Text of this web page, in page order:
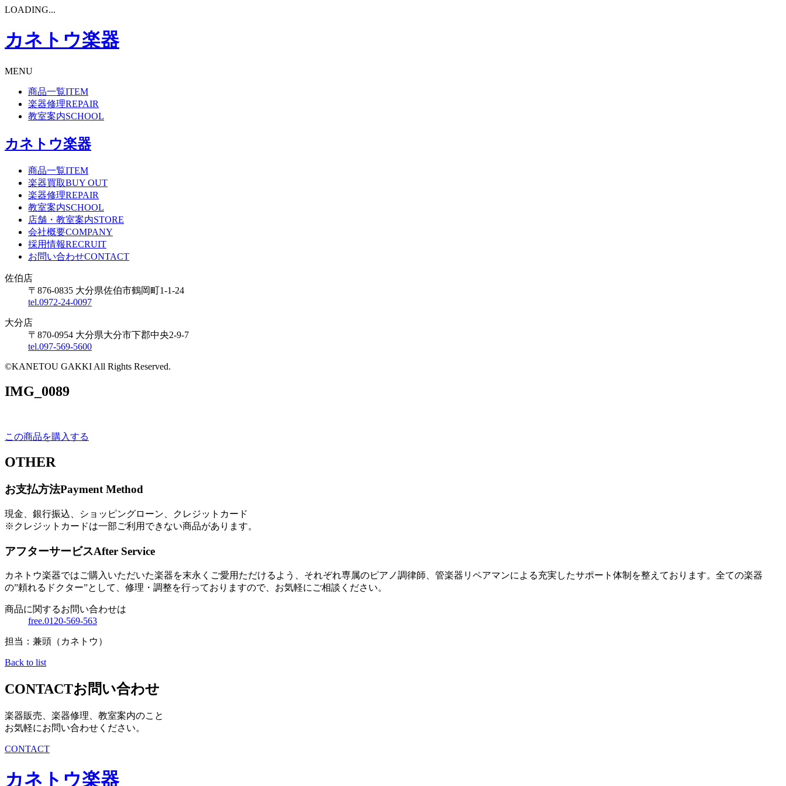
LOADING...
カネトウ楽器
MENU
商品一覧ITEM
楽器修理REPAIR
教室案内SCHOOL
カネトウ楽器
商品一覧ITEM
楽器買取BUY OUT
楽器修理REPAIR
教室案内SCHOOL
店舗・教室案内STORE
会社概要COMPANY
採用情報RECRUIT
お問い合わせCONTACT
佐伯店
〒876-0835 大分県佐伯市鶴岡町1-1-24
tel.0972-24-0097
大分店
〒870-0954 大分県大分市下郡中央2-9-7
tel.097-569-5600
©KANETOU GAKKI All Rights Reserved.
IMG_0089
この商品を購入する
OTHER
お支払方法Payment Method
現金、銀行振込、ショッピングローン、クレジットカード
※クレジットカードは一部ご利用できない商品があります。
アフターサービスAfter Service
カネトウ楽器ではご購入いただいた楽器を末永くご愛用ただけるよう、それぞれ専属のピアノ調律師、管楽器リペアマンによる充実したサポート体制を整えております。全ての楽器
の”頼れるドクター”として、修理・調整を行っておりますので、お気軽にご相談ください。
商品に関するお問い合わせは
free.0120-569-563
担当：兼頭（カネトウ）
Back to list
CONTACTお問い合わせ
楽器販売、楽器修理、教室案内のこと
お気軽にお問い合わせください。
CONTACT
カネトウ楽器